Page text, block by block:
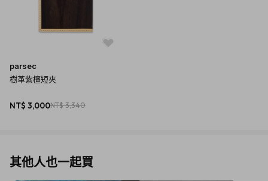
parsec
樹革紫檀短夾
NT$ 3,000NT$ 3,340
其他人也一起買